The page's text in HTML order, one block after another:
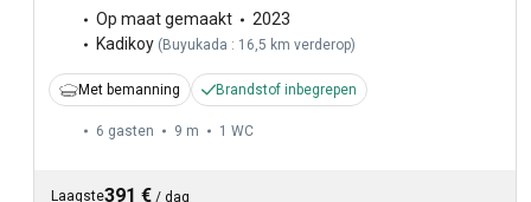
Op maat gemaakt
2023
Kadikoy ( Buyukada : 16,5 km verderop)
Met bemanning Brandstof inbegrepen
6 gasten 9 m 1 WC
Laagste391 € / dag